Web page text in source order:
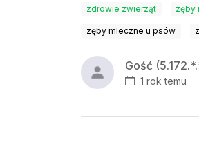
zdrowie zwierząt zęby
zęby mleczne u psów
Gość
1 rok temu